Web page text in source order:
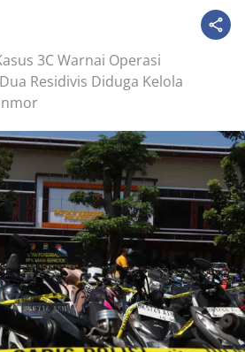
3C Warnai Operasi
Residivis Diduga Kelola